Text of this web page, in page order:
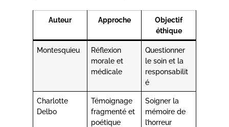
Auteur Approche
Objectif
éthique
Montesquieu
Réflexion
morale et
médicale
Questionner
le soin et la
responsabilit
é
Charlotte
Delbo
Témoignage
fragmenté et
poétique
Soigner la
mémoire de
l’horreur